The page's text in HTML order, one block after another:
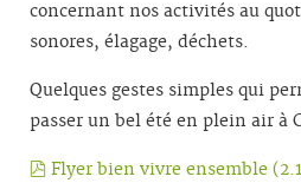
concernant nos activités au
sonores, élagage, déchets.
Quelques gestes simples qui
passer un bel été en plein air à
pdf
Flyer bien vivre ensemble (